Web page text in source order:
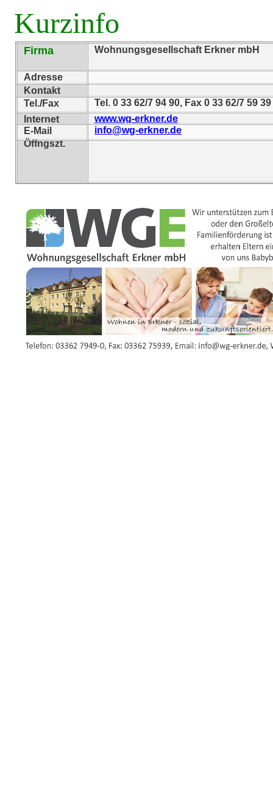
Kurzinfo
Firma Wohnungsgesellschaft Erkner mbH
Adresse
Kontakt
Tel./Fax
Tel. 0 33 62/7 94 90, Fax 0 33 62/7 59 39
Internet
www.wg-erkner.de
E-Mail
info@wg-erkner.de
Öffngszt.